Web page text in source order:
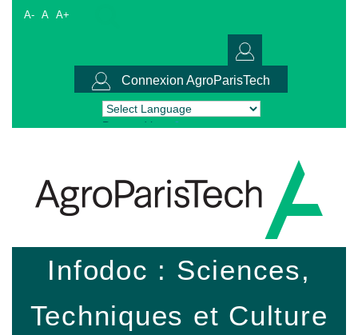
A- A A+
Connexion AgroParisTech
Powered by Translate
Infodoc : Sciences,
Techniques et Culture